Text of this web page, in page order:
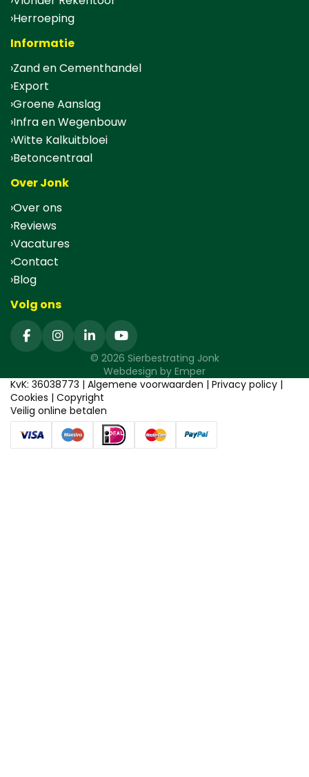
Herroeping
Informatie
Zand en Cementhandel
Export
Groene Aanslag
Infra en Wegenbouw
Witte Kalkuitbloei
Betoncentraal
Over Jonk
Over ons
Reviews
Vacatures
Contact
Blog
Volg ons
© 2026 Sierbestrating Jonk
Webdesign by Emper
KvK: 36038773 | Algemene voorwaarden | Privacy policy |
Cookies | Copyright
Veilig online betalen